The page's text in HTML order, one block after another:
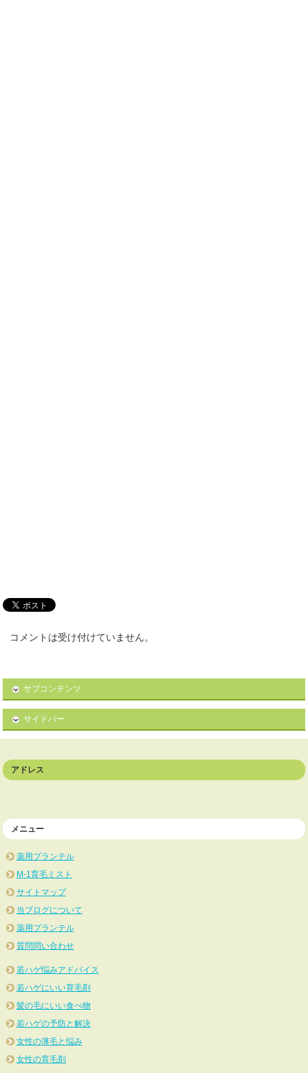
コメントは受け付けていません。
サブコンテンツ
サイドバー
アドレス
メニュー
薬用プランテル
M-1育毛ミスト
サイトマップ
当ブログについて
薬用プランテル
質問問い合わせ
若ハゲ悩みアドバイス
若ハゲにいい育毛剤
髪の毛にいい食べ物
若ハゲの予防と解決
女性の薄毛と悩み
女性の育毛剤